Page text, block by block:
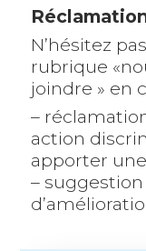
N’hésitez
rubrique
joindre » en
–
action
apporter
–